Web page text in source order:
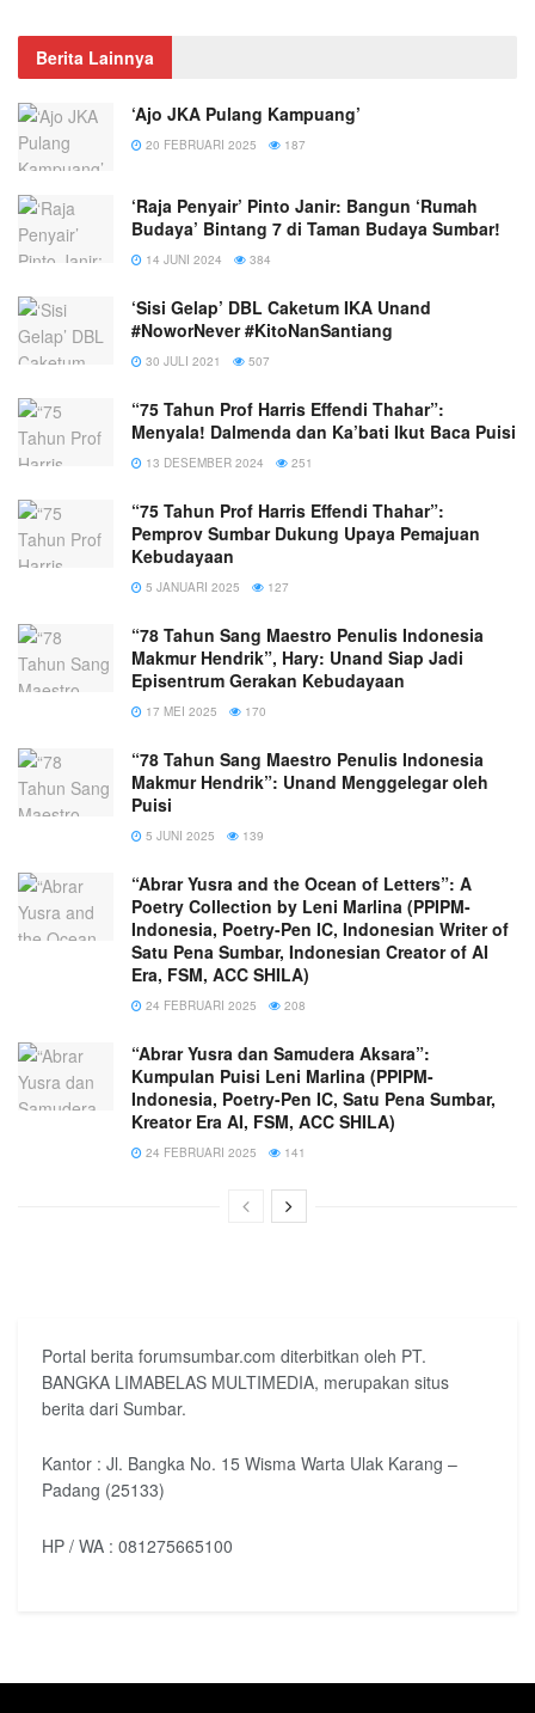
Berita Lainnya
‘Ajo JKA Pulang Kampuang’
20 FEBRUARI 2025 187
‘Raja Penyair’ Pinto Janir: Bangun ‘Rumah
Budaya’ Bintang 7 di Taman Budaya Sumbar!
14 JUNI 2024 384
‘Sisi Gelap’ DBL Caketum IKA Unand
#NoworNever #KitoNanSantiang
30 JULI 2021 507
“75 Tahun Prof Harris Effendi Thahar”:
Menyala! Dalmenda dan Ka’bati Ikut Baca Puisi
13 DESEMBER 2024 251
“75 Tahun Prof Harris Effendi Thahar”:
Pemprov Sumbar Dukung Upaya Pemajuan
Kebudayaan
5 JANUARI 2025 127
“78 Tahun Sang Maestro Penulis Indonesia
Makmur Hendrik”, Hary: Unand Siap Jadi
Episentrum Gerakan Kebudayaan
17 MEI 2025 170
“78 Tahun Sang Maestro Penulis Indonesia
Makmur Hendrik”: Unand Menggelegar oleh
Puisi
5 JUNI 2025 139
“Abrar Yusra and the Ocean of Letters”: A
Poetry Collection by Leni Marlina (PPIPM-
Indonesia, Poetry-Pen IC, Indonesian Writer of
Satu Pena Sumbar, Indonesian Creator of AI
Era, FSM, ACC SHILA)
24 FEBRUARI 2025 208
“Abrar Yusra dan Samudera Aksara”:
Kumpulan Puisi Leni Marlina (PPIPM-
Indonesia, Poetry-Pen IC, Satu Pena Sumbar,
Kreator Era AI, FSM, ACC SHILA)
24 FEBRUARI 2025 141
Portal berita forumsumbar.com diterbitkan oleh PT.
BANGKA LIMABELAS MULTIMEDIA, merupakan situs
berita dari Sumbar.
Kantor : Jl. Bangka No. 15 Wisma Warta Ulak Karang –
Padang (25133)
HP / WA : 081275665100